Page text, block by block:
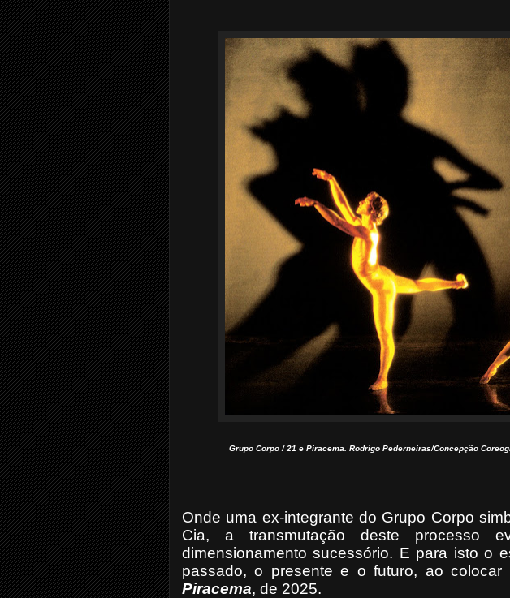
Grupo Corpo / 21 e Piracema. Rodrigo Pederneiras/Concepção
Onde uma ex-integrante do Grupo Corpo
Cia, a transmutação deste processo
dimensionamento sucessório. E para isto o
passado, o presente e o futuro, ao colocar
Piracema, de 2025.